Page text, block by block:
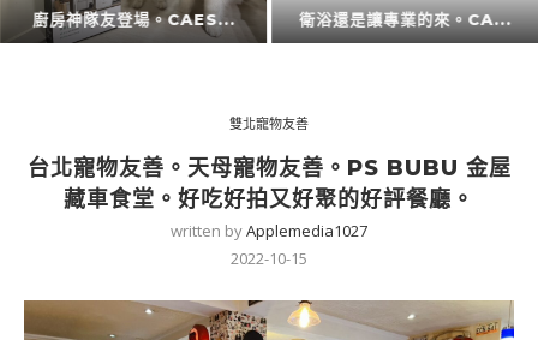
廚房神隊友登場。CAES... 衛浴還是讓專業的來。CA...
雙北寵物友善
台北寵物友善。天母寵物友善。PS BUBU 金屋
藏車食堂。好吃好拍又好聚的好評餐廳。
written byApplemedia1027
2022-10-15